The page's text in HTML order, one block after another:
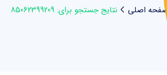
صفحه اصلی نتایج جستجو برای: 85062399209